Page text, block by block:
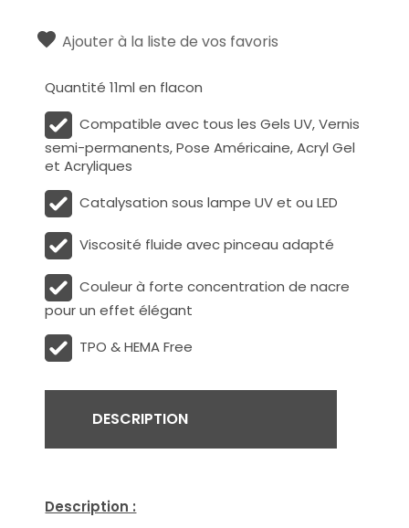
Ajouter à la liste de vos favoris
Quantité 11ml en flacon
Compatible avec tous les Gels UV, Vernis
semi-permanents, Pose Américaine, Acryl Gel
et Acryliques
Catalysation sous lampe UV et ou LED
Viscosité fluide avec pinceau adapté
Couleur à forte concentration de nacre
pour un effet élégant
TPO & HEMA Free
DESCRIPTION
Description :